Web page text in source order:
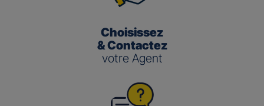
Choisissez
& Contactez
votre Agent